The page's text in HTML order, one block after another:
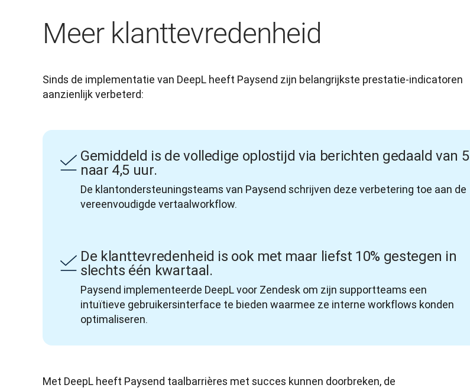
Meer klanttevredenheid
Sinds de implementatie van DeepL heeft Paysend zijn belangrijkste prestatie-indicatoren
aanzienlijk verbeterd:
Gemiddeld is de volledige oplostijd via berichten gedaald van 5
naar 4,5 uur.
De klantondersteuningsteams van Paysend schrijven deze verbetering toe aan de
vereenvoudigde vertaalworkflow.
De klanttevredenheid is ook met maar liefst 10% gestegen in
slechts één kwartaal.
Paysend implementeerde DeepL voor Zendesk om zijn supportteams een
intuïtieve gebruikersinterface te bieden waarmee ze interne workflows konden
optimaliseren.
Met DeepL heeft Paysend taalbarrières met succes kunnen doorbreken, de